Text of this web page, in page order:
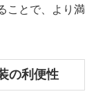
ことで、より満
の利便性